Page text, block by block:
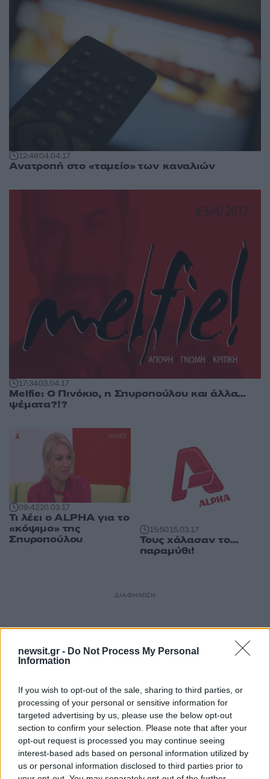
newsit.gr - Do Not Process My Personal
Information
If you wish to opt-out of the sale, sharing to third parties, or
processing of your personal or sensitive information for
targeted advertising by us, please use the below opt-out
section to confirm your selection. Please note that after your
opt-out request is processed you may continue seeing
interest-based ads based on personal information utilized by
us or personal information disclosed to third parties prior to
12:4804.04.17
Ανατροπή στο «ταμείο» των καναλιών
17:3403.04.17
Melfie: Ο Πινόκιο, η Σπυροπούλου και άλλα…
ψέματα?!?
09:4220.03.17
Τι λέει ο ALPHA για το
«κόψιμο» της
Σπυροπούλου
15:5015.03.17
Τους χάλασαν το…
παραμύθι!
ΔΙΑΦΗΜΙΣΗ